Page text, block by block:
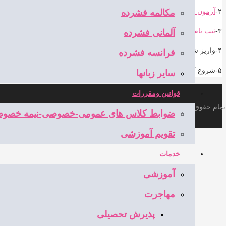
مکالمه فشرده
آلمانی فشرده
فرانسه فشرده
سایر زبانها
قوانین ومقررات
ضوابط کلاس های عمومی-خصوصی-نیمه
تقویم آموزشی
خدمات
آموزشی
مهاجرت
پذیرش تحصیلی
۲- آزمون تعیین سطح کتبی وشفاهی
۳- ثبت نام در سایت بخش پیش ثبت نام
۴-واریز شهریه یک ترم
۵-شروع کلاس
حقوق برای